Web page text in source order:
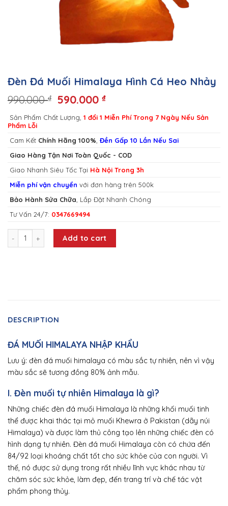
Đèn Đá Muối Himalaya Hình Cá Heo Nhảy
990.000₫ 590.000₫
Sản Phẩm Chất Lượng, 1 đổi 1 Miễn Phí Trong 7 Ngày Nếu Sản
Phẩm Lỗi
Cam Kết Chính Hãng 100% Đền Gấp 10 Lần Nếu Sai
Giao Hàng Tận Nơi Toàn Quốc - COD
Giao Nhanh Siêu Tốc Tại Hà Nội Trong 3h
Miễn phí vận chuyển với đơn hàng trên 500k
Bảo Hành Sửa Chữa , Lắp Đặt Nhanh Chóng
Tư Vấn 24/7: 0347669494
Đèn Đá Muối Himalaya Hình Cá Heo Nhảy quantity
Add to cart
DESCRIPTION
ĐÁ MUỐI HIMALAYA NHẬP KHẨU
Lưu ý: đèn đá muối himalaya có màu sắc tự nhiên, nên vì vậy
màu sắc sẽ tương đồng 80% ảnh mẫu.
I. Đèn muối tự nhiên Himalaya là gì?
Những chiếc đèn đá muối Himalaya là những khối muối tinh
thể được khai thác tại mỏ muối Khewra ở Pakistan (dãy núi
Himalaya) và được làm thủ công tạo lên những chiếc đèn có
hình dạng tự nhiên. Đèn đá muối Himalaya còn có chứa đến
84/92 loại khoáng chất tốt cho sức khỏe của con người. Vì
thế, nó được sử dụng trong rất nhiều lĩnh vực khác nhau từ
chăm sóc sức khỏe, làm đẹp, đến trang trí và chế tác vật
phẩm phong thủy.